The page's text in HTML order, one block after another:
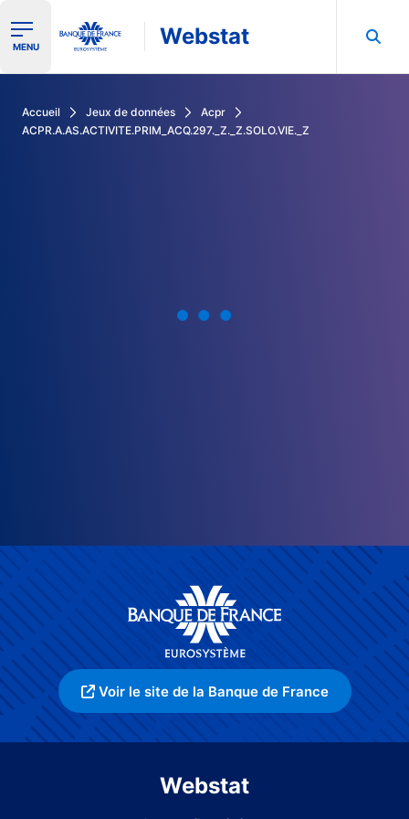
Ouvrir le menu de navigation
MENU Webstat
Accueil Jeux de données
Acpr
ACPR.A.AS.ACTIVITE.PRIM_ACQ.297._Z._Z.SOLO.VIE._Z
Voir le site de la Banque de France
Webstat